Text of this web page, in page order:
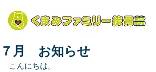
７月 お知らせ
こんにちは。